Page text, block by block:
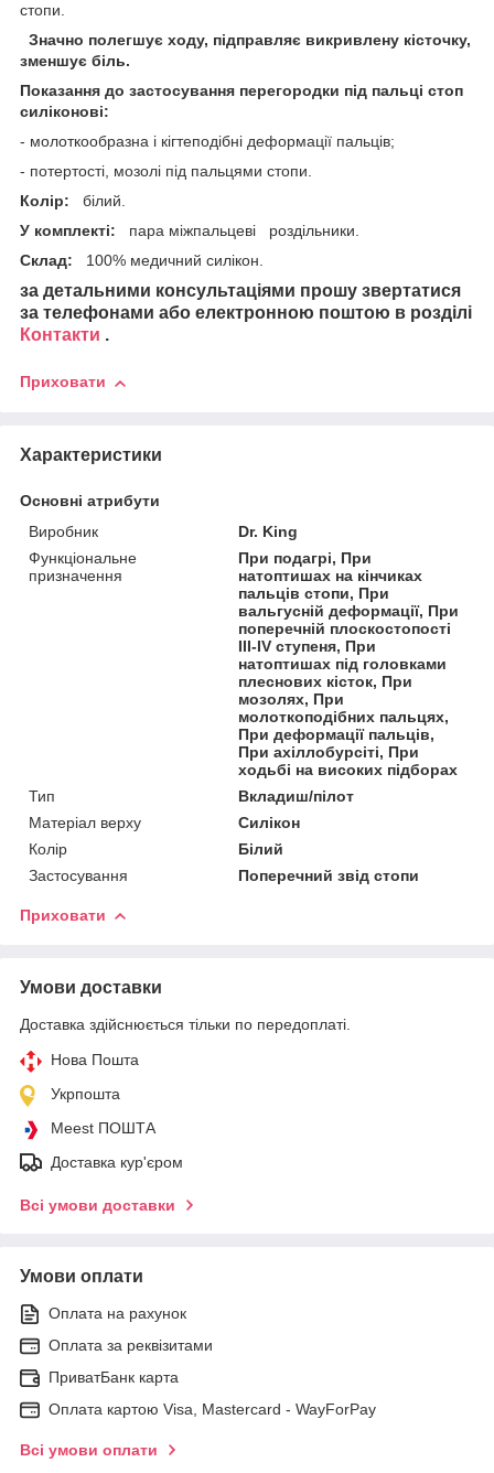
стопи.
Значно полегшує ходу, підправляє викривлену кісточку,
зменшує біль.
Показання до застосування перегородки під пальці стоп
силіконові:
- молоткообразна і кігтеподібні деформації пальців;
- потертості, мозолі під пальцями стопи.
Колір:
білий.
У комплекті:
пара міжпальцеві роздільники.
Склад:
100% медичний силікон.
за детальними консультаціями прошу звертатися
за телефонами або електронною поштою в розділі
Контакти .
Приховати
Характеристики
Основні атрибути
Виробник
Dr. King
Функціональне
призначення
При подагрі, При
натоптишах на кінчиках
пальців стопи, При
вальгусній деформації, При
поперечній плоскостопості
III-IV ступеня, При
натоптишах під головками
плеснових кісток, При
мозолях, При
молоткоподібних пальцях,
При деформації пальців,
При ахіллобурсіті, При
ходьбі на високих підборах
Тип
Вкладиш/пілот
Матеріал верху
Силікон
Колір
Білий
Застосування
Поперечний звід стопи
Приховати
Умови доставки
Доставка здійснюється тільки по передоплаті.
Нова Пошта
Укрпошта
Meest ПОШТА
Доставка кур'єром
Всі умови доставки
Умови оплати
Оплата на рахунок
Оплата за реквізитами
ПриватБанк карта
Оплата картою Visa, Mastercard - WayForPay
Всі умови оплати